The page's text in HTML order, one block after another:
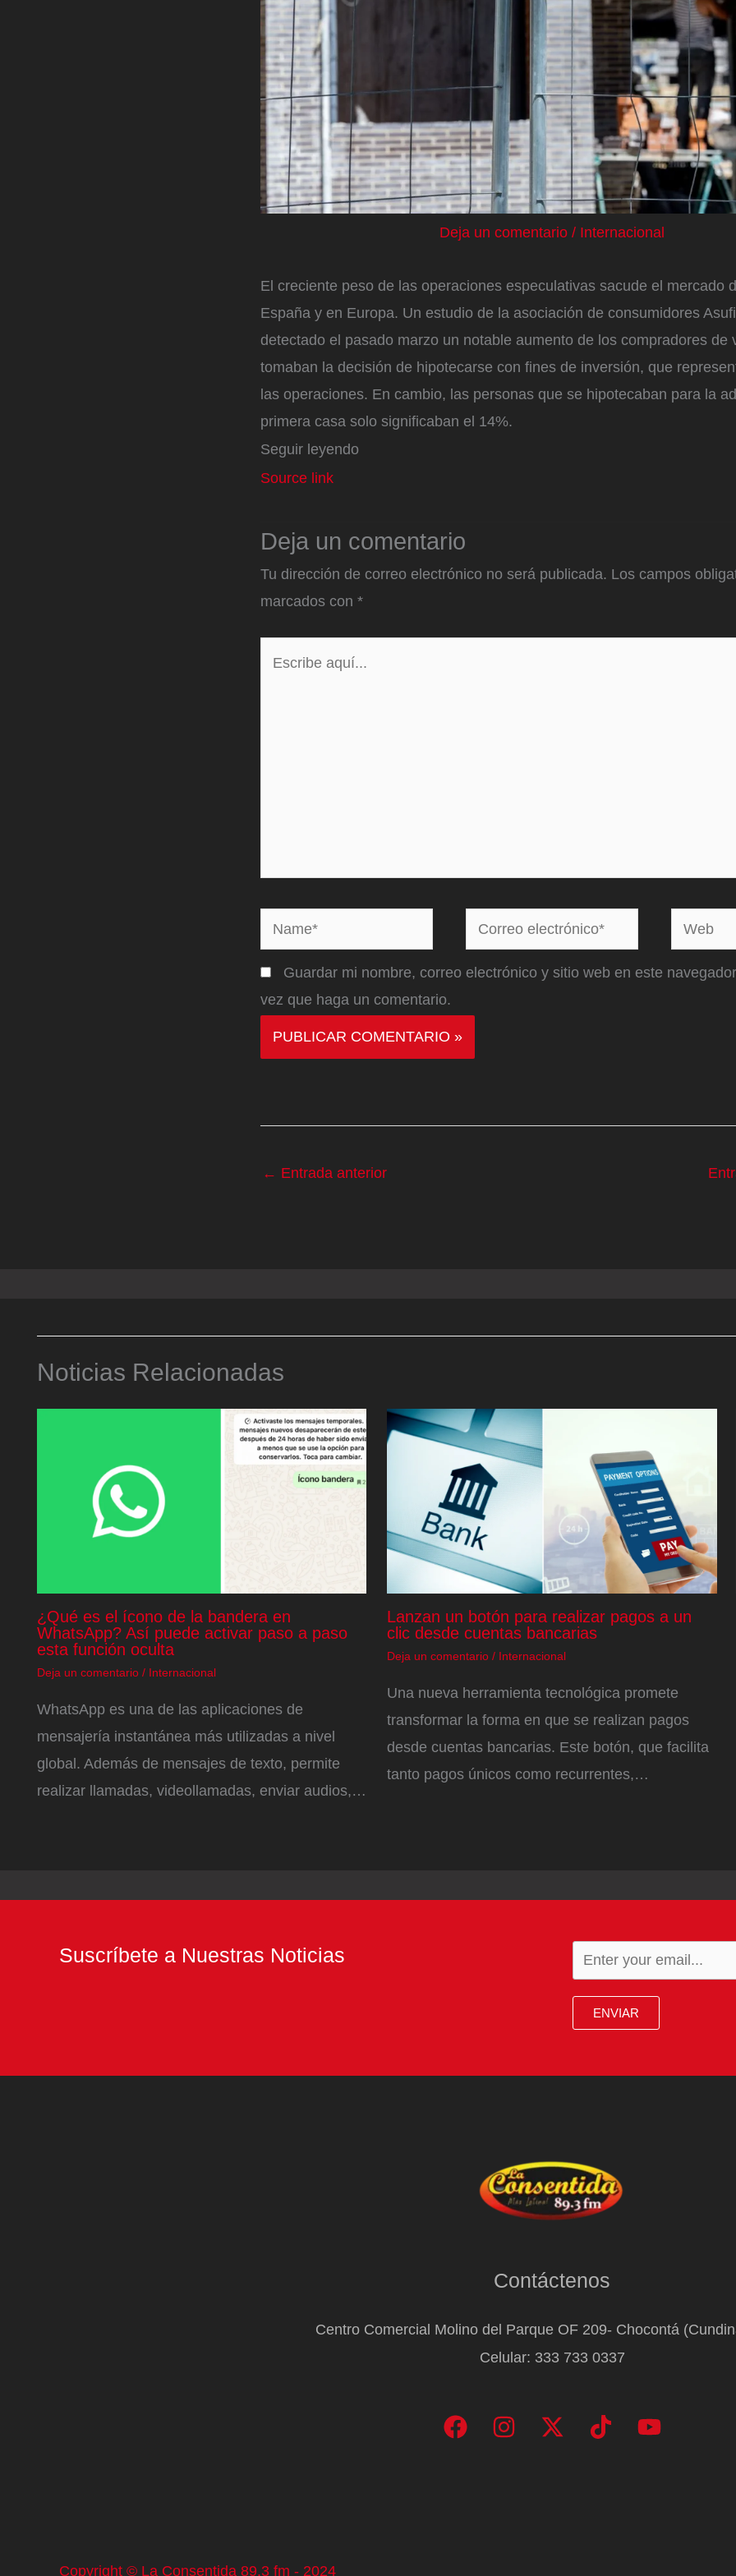
Deja un comentario / Internacional
El creciente peso de las operaciones especulativas sacude el mercado
España y en Europa. Un estudio de la asociación de consumidores
detectado el pasado marzo un notable aumento de los compradores de
tomaban la decisión de hipotecarse con fines de inversión, que
las operaciones. En cambio, las personas que se hipotecaban para la
primera casa solo significaban el 14%.
Seguir leyendo
Source link
Deja un comentario
Tu dirección de correo electrónico no será publicada. Los campos
marcados con *
Name*
Correo
electrónico*
Web
Guardar mi nombre, correo electrónico y sitio web en este
vez que haga un comentario.
← Entrada anterior
Noticias Relacionadas
¿Qué es el ícono de la bandera en
WhatsApp? Así puede activar paso a paso
esta función oculta
Deja un comentario / Internacional
WhatsApp es una de las aplicaciones de
mensajería instantánea más utilizadas a nivel
global. Además de mensajes de texto, permite
realizar llamadas, videollamadas, enviar audios,…
Lanzan un botón para realizar pagos a un
clic desde cuentas bancarias
Deja un comentario / Internacional
Una nueva herramienta tecnológica promete
transformar la forma en que se realizan pagos
desde cuentas bancarias. Este botón, que facilita
tanto pagos únicos como recurrentes,…
Suscríbete a Nuestras Noticias
ENVIAR
Contáctenos
Centro Comercial Molino del Parque OF 209- Chocontá
Celular: 333 733 0337
Copyright © La Consentida 89.3 fm - 2024